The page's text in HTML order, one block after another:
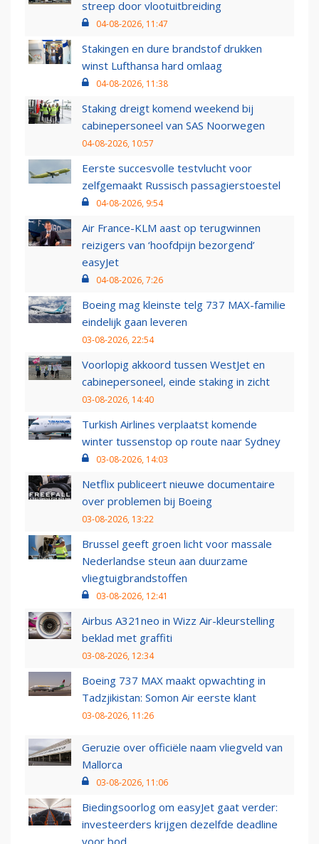
streep door vlootuitbreiding
04-08-2026, 11:47
Stakingen en dure brandstof drukken
winst Lufthansa hard omlaag
04-08-2026, 11:38
Staking dreigt komend weekend bij
cabinepersoneel van SAS Noorwegen
04-08-2026, 10:57
Eerste succesvolle testvlucht voor
zelfgemaakt Russisch passagierstoestel
04-08-2026, 9:54
Air France-KLM aast op terugwinnen
reizigers van ‘hoofdpijn bezorgend’
easyJet
04-08-2026, 7:26
Boeing mag kleinste telg 737 MAX-familie
eindelijk gaan leveren
03-08-2026, 22:54
Voorlopig akkoord tussen WestJet en
cabinepersoneel, einde staking in zicht
03-08-2026, 14:40
Turkish Airlines verplaatst komende
winter tussenstop op route naar Sydney
03-08-2026, 14:03
Netflix publiceert nieuwe documentaire
over problemen bij Boeing
03-08-2026, 13:22
Brussel geeft groen licht voor massale
Nederlandse steun aan duurzame
vliegtuigbrandstoffen
03-08-2026, 12:41
Airbus A321neo in Wizz Air-kleurstelling
beklad met graffiti
03-08-2026, 12:34
Boeing 737 MAX maakt opwachting in
Tadzjikistan: Somon Air eerste klant
03-08-2026, 11:26
Geruzie over officiële naam vliegveld van
Mallorca
03-08-2026, 11:06
Biedingsoorlog om easyJet gaat verder:
investeerders krijgen dezelfde deadline